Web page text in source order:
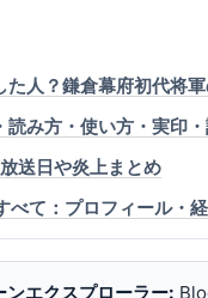
た人？鎌倉幕府初代将
読み方・使い方・実印
送日や炎上まとめ
べて：プロフィール
エクスプローラー: